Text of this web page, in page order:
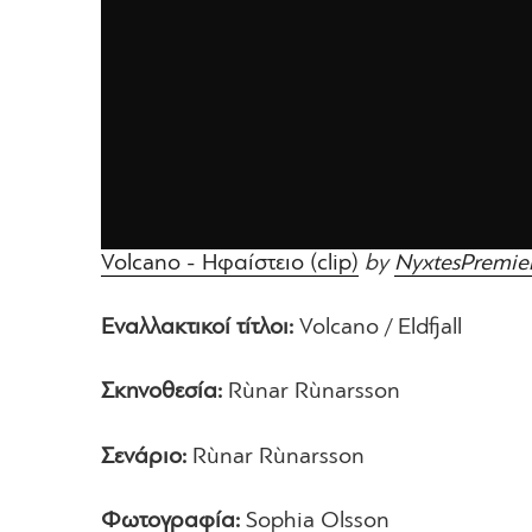
Volcano - Ηφαίστειο (clip) by
Εναλλακτικοί τίτλοι: Volcano / Eldfjall
Σκηνοθεσία: Rùnar Rùnarsson
Σενάριο: Rùnar Rùnarsson
Φωτογραφία:Sophia Olsson